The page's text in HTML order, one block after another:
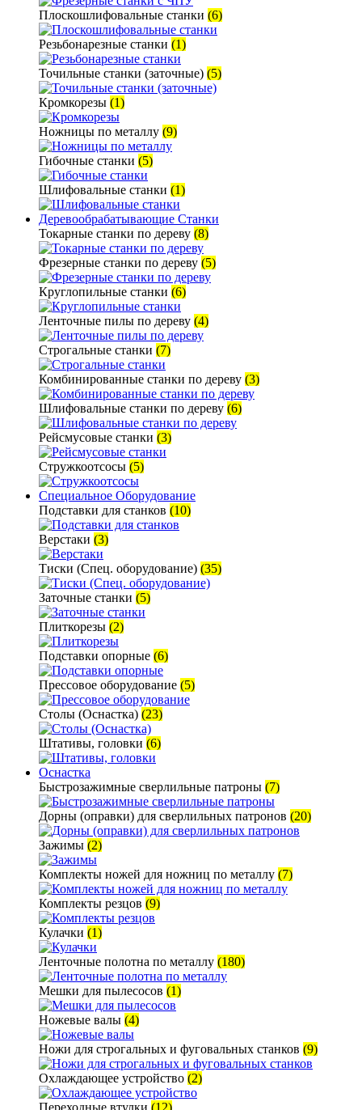
Плоскошлифовальные станки (6)
Резьбонарезные станки (1)
Точильные станки (заточные) (5)
Кромкорезы (1)
Ножницы по металлу (9)
Гибочные станки (5)
Шлифовальные станки (1)
Деревообрабатывающие Станки
Токарные станки по дереву (8)
Фрезерные станки по дереву (5)
Круглопильные станки (6)
Ленточные пилы по дереву (4)
Строгальные станки (7)
Комбинированные станки по дереву (3)
Шлифовальные станки по дереву (6)
Рейсмусовые станки (3)
Стружкоотсосы (5)
Специальное Оборудование
Подставки для станков (10)
Верстаки (3)
Тиски (Спец. оборудование) (35)
Заточные станки (5)
Плиткорезы (2)
Подставки опорные (6)
Прессовое оборудование (5)
Столы (Оснастка) (23)
Штативы, головки (6)
Оснастка
Быстрозажимные сверлильные патроны (7)
Дорны (оправки) для сверлильных патронов (20)
Зажимы (2)
Комплекты ножей для ножниц по металлу (7)
Комплекты резцов (9)
Кулачки (1)
Ленточные полотна по металлу (180)
Мешки для пылесосов (1)
Ножевые валы (4)
Ножи для строгальных и фуговальных станков (9)
Охлаждающее устройство (2)
Переходные втулки (12)